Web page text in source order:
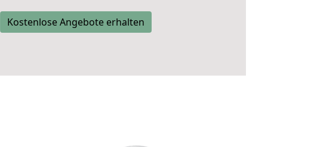
Kostenlose Angebote erhalten